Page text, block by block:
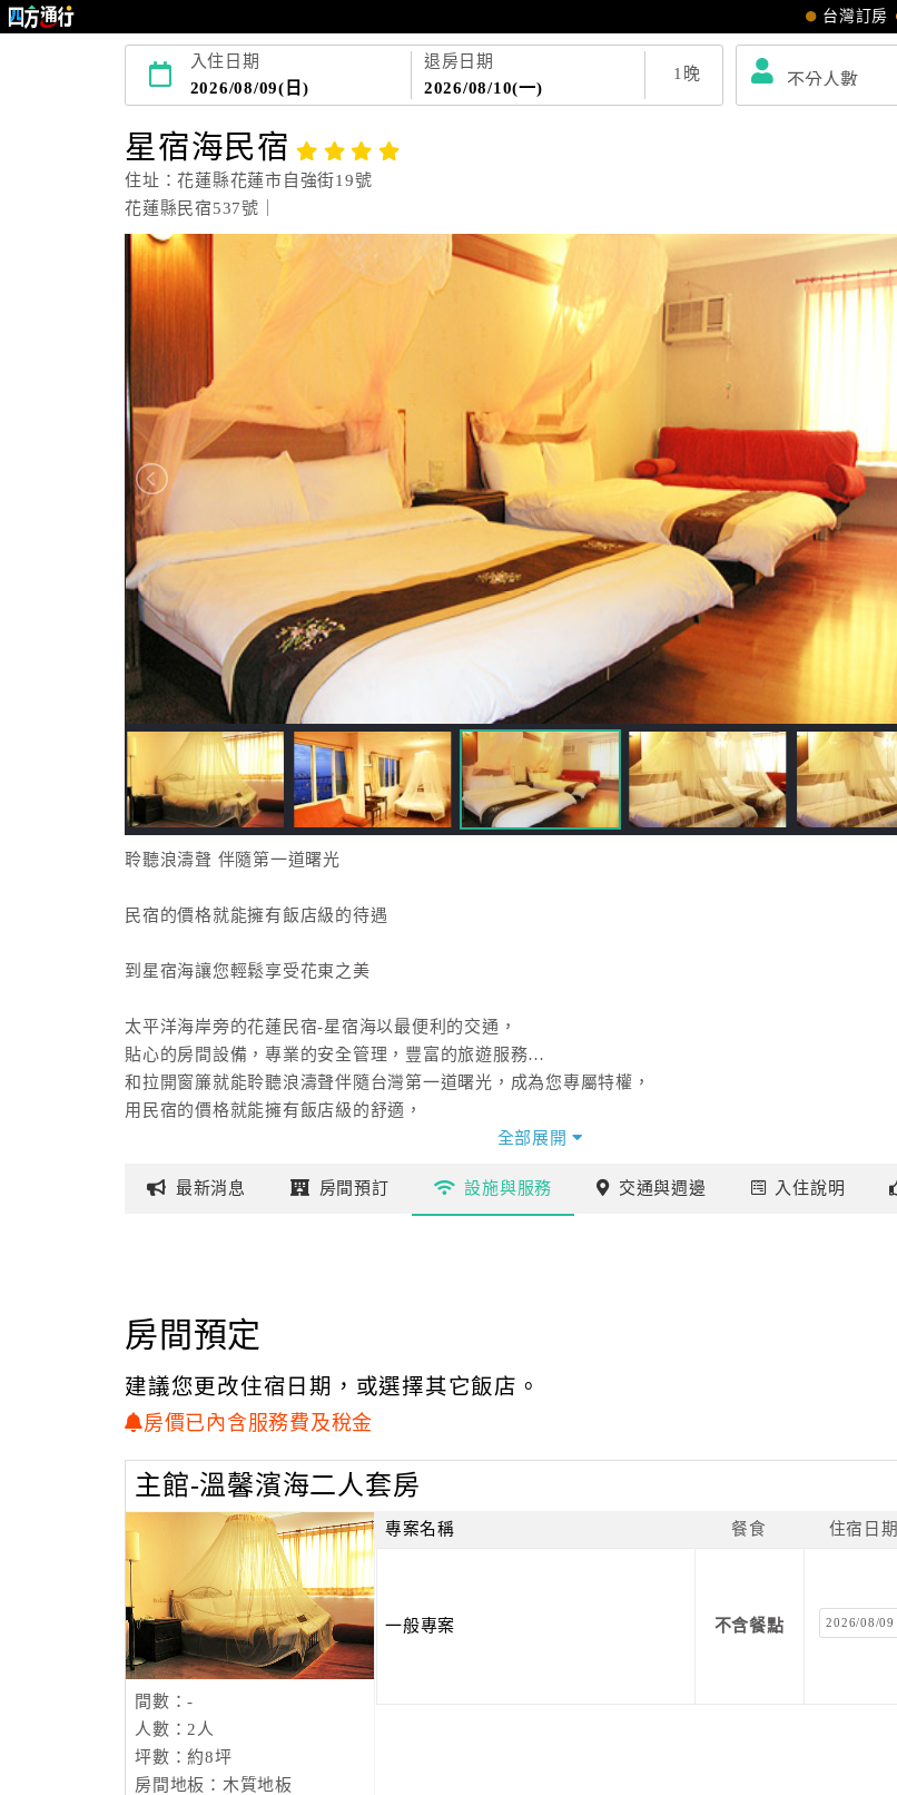
台灣訂房
入住日期
2026/08/09(日)
退房日期
2026/08/10(一)
1 晚
星宿海民宿
住址：花蓮縣花蓮市自強街19號
花蓮縣民宿537號｜
聆聽浪濤聲 伴隨第一道曙光
民宿的價格就能擁有飯店級的待遇
到星宿海讓您輕鬆享受花東之美
太平洋海岸旁的花蓮民宿-星宿海以最便利的交通，
貼心的房間設備，專業的安全管理，豐富的旅遊服務…
和拉開窗簾就能聆聽浪濤聲伴隨台灣第一道曙光，成為您專屬特權，
用民宿的價格就能擁有飯店級的舒適，
星宿海將帶給您最豐富有趣與溫馨舒適的花蓮民宿感受。
星空，泛舟，賞鯨，潛水
專業導覽讓您輕鬆享受花東之美。
花蓮星宿海附設星瀧和風料亭特聘日本東京大田區正統料亭之調理長為主廚，
為追求究極美食，配合時令，親自嚴選花蓮當地高級新鮮食材，領您體驗味覺新境界。
全部展開
最新消息 房間預訂 設施與服務 交通與週邊 入住說明
房間預定
建議您更改住宿日期，或選擇其它飯店。
房價已內含服務費及稅金
主館-溫馨濱海二人套房
間數：-
人數：2人
坪數：約8坪
房間地板：木質地板
專案名稱 餐食 住宿日期
一般專案 不含餐點 2026/08/09